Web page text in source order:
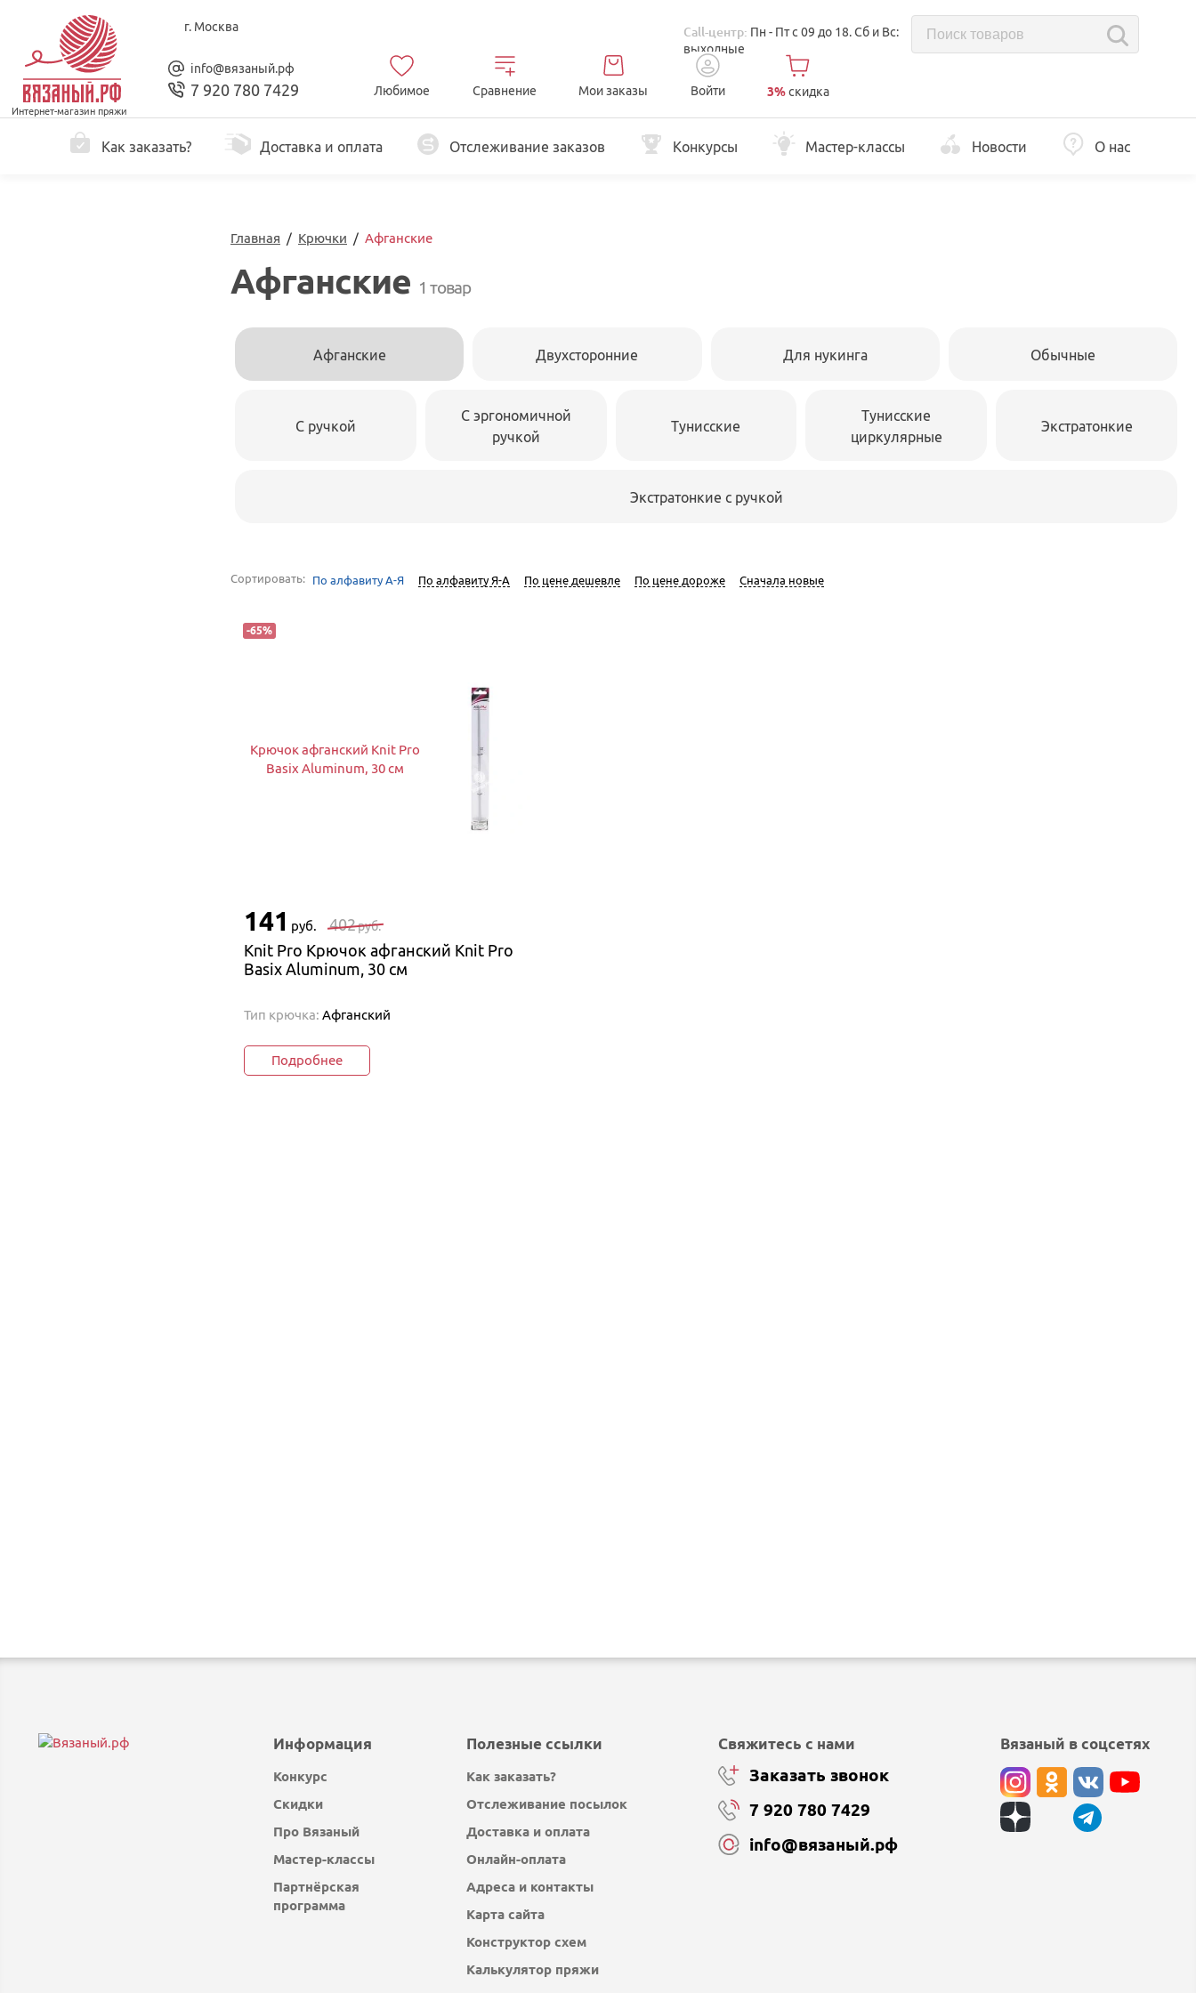
Интернет-магазин пряжи
г. Москва Call-центр: Пн - Пт с 09 до 18. Сб и Вс:
выходные
info@вязаный.рф
7 920 780 7429 Любимое Сравнение Мои заказы Войти 3%скидка
Как заказать? Доставка и оплата Отслеживание заказов Конкурсы Мастер-классы Новости О нас
Главная / Крючки / Афганские
Афганские 1 товар
Афганские Двухсторонние Для нукинга Обычные
С ручкой
С эргономичной
ручкой
Тунисские
Тунисские
циркулярные
Экстратонкие
Экстратонкие с ручкой
Сортировать: По алфавиту А-Я По алфавиту Я-А По цене дешевле По цене дороже Сначала новые
-65%
Крючок афганский Knit Pro
Basix Aluminum, 30 см
141 руб. 402руб.
Knit Pro Крючок афганский Knit Pro
Basix Aluminum, 30 см
Тип крючка: Афганский
Подробнее
Информация
Конкурс
Скидки
Про Вязаный
Мастер-классы
Партнёрская
программа
Полезные ссылки
Как заказать?
Отслеживание посылок
Доставка и оплата
Онлайн-оплата
Адреса и контакты
Карта сайта
Конструктор схем
Калькулятор пряжи
Свяжитесь с нами
Заказать звонок
7 920 780 7429
info@вязаный.рф
Вязаный в соцсетях